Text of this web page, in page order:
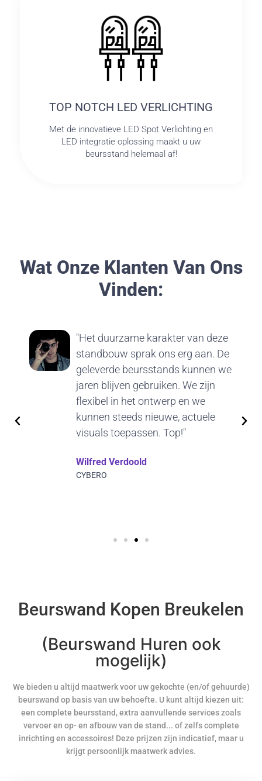
TOP NOTCH LED VERLICHTING
Met de innovatieve LED Spot Verlichting en
LED integratie oplossing maakt u uw
beursstand helemaal af!
Wat Onze Klanten Van Ons
Vinden:
"Het duurzame karakter van deze
standbouw sprak ons erg aan. De
geleverde beursstands kunnen we
jaren blijven gebruiken. We zijn
flexibel in het ontwerp en we
kunnen steeds nieuwe, actuele
visuals toepassen. Top!"
Wilfred Verdoold
CYBERO
Beurswand Kopen Breukelen
(Beurswand Huren ook
mogelijk)
We bieden u altijd maatwerk voor uw gekochte (en/of gehuurde)
beurswand op basis van uw behoefte. U kunt altijd kiezen uit:
een complete beursstand, extra aanvullende services zoals
vervoer en op- en afbouw van de stand... of zelfs complete
inrichting en accessoires! Deze prijzen zijn indicatief, maar u
krijgt persoonlijk maatwerk advies.